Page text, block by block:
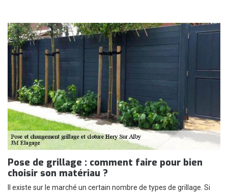
Pose de grillage : comment faire pour bien
choisir son matériau ?
Il existe sur le marché un certain nombre de types de grillage. Si